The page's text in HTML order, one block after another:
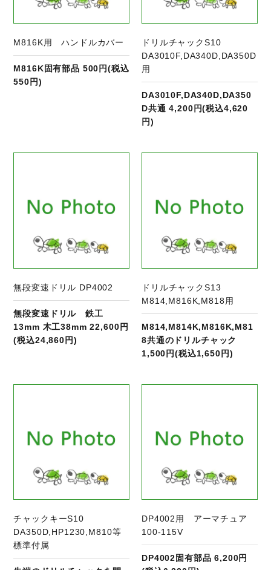
M816K用 ハンドルカバー
M816K固有部品 500円(税込
550円)
ドリルチャックS10
DA3010F,DA340D,DA350D
用
DA3010F,DA340D,DA350
D共通 4,200円(税込4,620
円)
無段変速ドリル DP4002
無段変速ドリル 鉄工
13mm 木工38mm 22,600円
(税込24,860円)
ドリルチャックS13
M814,M816K,M818用
M814,M814K,M816K,M81
8共通のドリルチャック
1,500円(税込1,650円)
チャックキーS10
DA350D,HP1230,M810等
標準付属
DP4002用 アーマチュア
100-115V
DP4002固有部品 6,200円